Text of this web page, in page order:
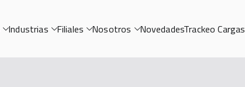
Industrias Filiales Nosotros NovedadesTrackeo Cargas